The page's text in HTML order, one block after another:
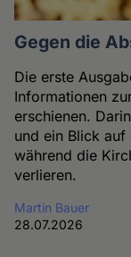
Gegen die
Die erste
Informationen
erschienen.
und ein Blick auf
während die
verlieren.
Martin Bauer
28.07.2026